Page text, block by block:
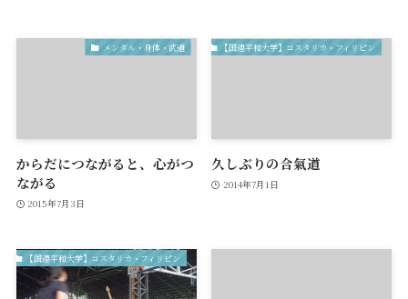
メンタル・身体・武道
からだにつながると、心がつ
ながる
2015年7月3日
【国連平和大学】コスタリカ・フィリピン
久しぶりの合氣道
2014年7月1日
【国連平和大学】コスタリカ・フィリピン